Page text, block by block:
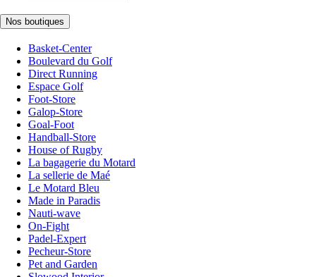
Nos boutiques
Basket-Center
Boulevard du Golf
Direct Running
Espace Golf
Foot-Store
Galop-Store
Goal-Foot
Handball-Store
House of Rugby
La bagagerie du Motard
La sellerie de Maé
Le Motard Bleu
Made in Paradis
Nauti-wave
On-Fight
Padel-Expert
Pecheur-Store
Pet and Garden